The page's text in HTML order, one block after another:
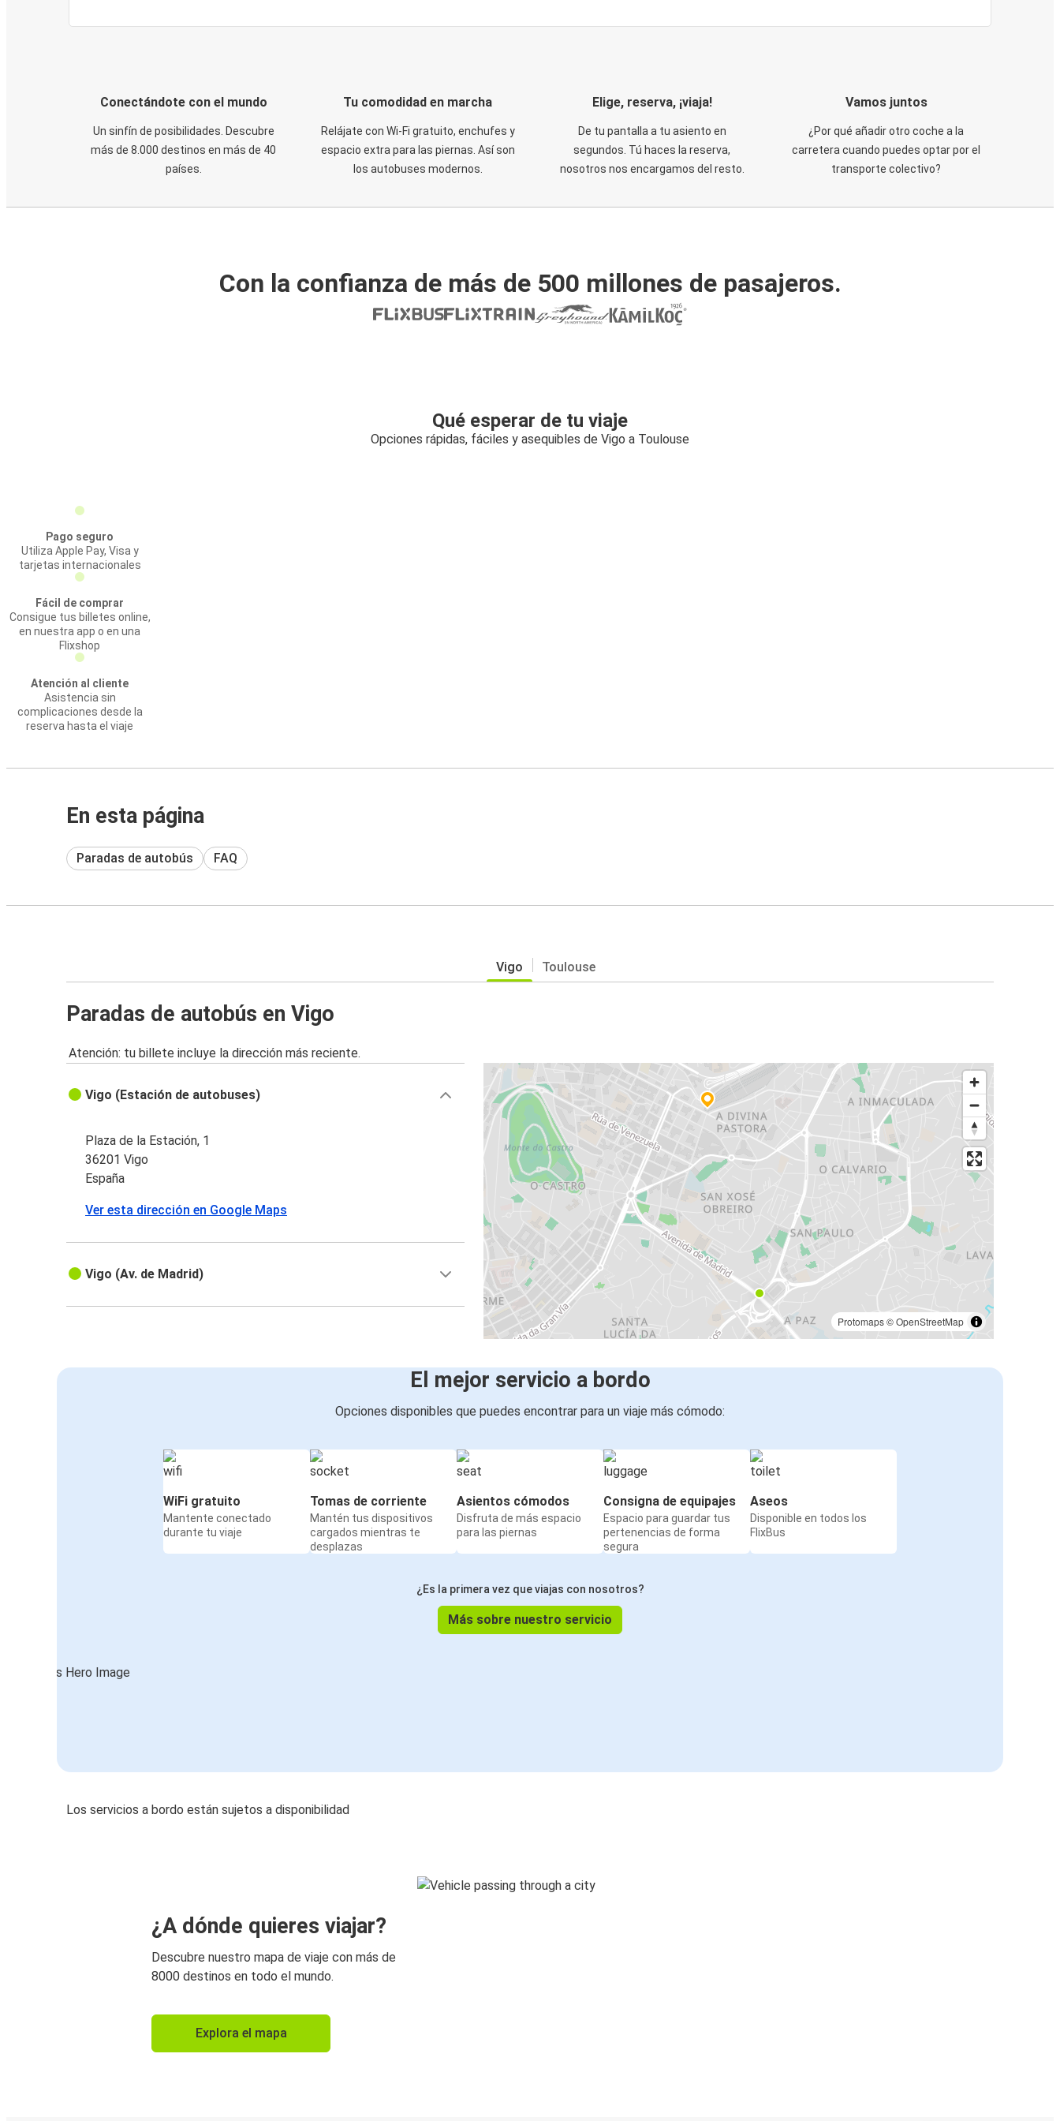
Conectándote con el mundo
Un sinfín de posibilidades. Descubre
más de 8.000 destinos en más de 40
países.
Tu comodidad en marcha
Relájate con Wi-Fi gratuito, enchufes y
espacio extra para las piernas. Así son
los autobuses modernos.
Elige, reserva, ¡viaja!
De tu pantalla a tu asiento en
segundos. Tú haces la reserva,
nosotros nos encargamos del resto.
Vamos juntos
¿Por qué añadir otro coche a la
carretera cuando puedes optar por el
transporte colectivo?
Con la confianza de más de 500 millones de pasajeros.
Qué esperar de tu viaje
Opciones rápidas, fáciles y asequibles de Vigo a Toulouse
Pago seguro
Utiliza Apple Pay, Visa y
tarjetas internacionales
Fácil de comprar
Consigue tus billetes online,
en nuestra app o en una
Flixshop
Atención al cliente
Asistencia sin
complicaciones desde la
reserva hasta el viaje
En esta página
Paradas de autobús FAQ
Vigo Toulouse
Paradas de autobús en Vigo
Atención: tu billete incluye la dirección más reciente.
Protomaps©OpenStreetMap
Vigo (Estación de autobuses)
Plaza de la Estación, 1
36201 Vigo
España
Ver esta dirección en Google Maps
Vigo (Av. de Madrid)
El mejor servicio a bordo
Opciones disponibles que puedes encontrar para un viaje más cómodo:
WiFi gratuito
Mantente conectado
durante tu viaje
Tomas de corriente
Mantén tus dispositivos
cargados mientras te
desplazas
Asientos cómodos
Disfruta de más espacio
para las piernas
Consigna de equipajes
Espacio para guardar tus
pertenencias de forma
segura
Aseos
Disponible en todos los
FlixBus
¿Es la primera vez que viajas con nosotros?
Más sobre nuestro servicio
Los servicios a bordo están sujetos a disponibilidad
¿A dónde quieres viajar?
Descubre nuestro mapa de viaje con más de
8000 destinos en todo el mundo.
Explora el mapa